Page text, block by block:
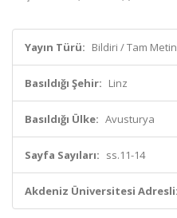
Yayın Türü: Bildiri / Tam
Basıldığı Şehir: Linz
Basıldığı Ülke: Avusturya
Sayfa Sayıları: ss.11-14
Akdeniz Üniversitesi Adresli: